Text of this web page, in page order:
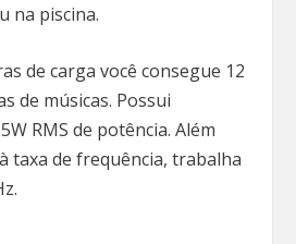
na piscina.
de carga você consegue 12
de músicas. Possui
RMS de potência. Além
taxa de frequência, trabalha